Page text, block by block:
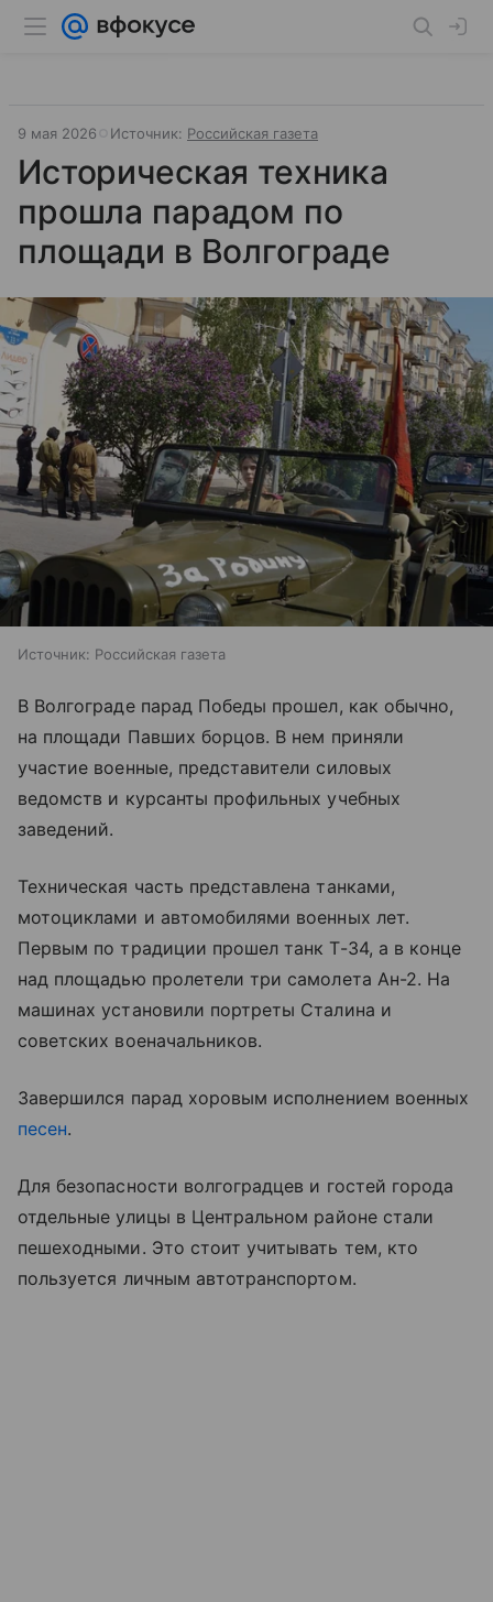
9 мая 2026 Источник: Российская газета
Историческая техника
прошла парадом по
площади в Волгограде
Источник: Российская газета
В Волгограде парад Победы прошел, как обычно,
на площади Павших борцов. В нем приняли
участие военные, представители силовых
ведомств и курсанты профильных учебных
заведений.
Техническая часть представлена танками,
мотоциклами и автомобилями военных лет.
Первым по традиции прошел танк Т-34, а в конце
над площадью пролетели три самолета Ан-2. На
машинах установили портреты Сталина и
советских военачальников.
Завершился парад хоровым исполнением военных
песен.
Для безопасности волгоградцев и гостей города
отдельные улицы в Центральном районе стали
пешеходными. Это стоит учитывать тем, кто
пользуется личным автотранспортом.